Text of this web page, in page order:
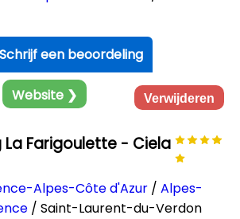
Schrijf een beoordeling
Website ❯ Verwijderen
Farigoulette - Ciela
Alpes-Côte d'Azur / Alpes-
/ Saint-Laurent-du-Verdon